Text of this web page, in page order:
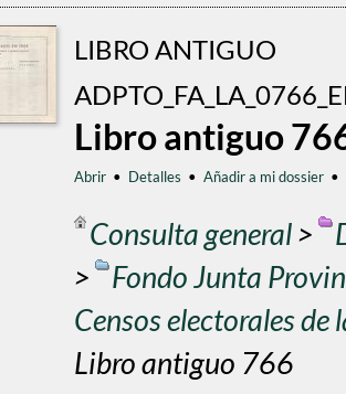
LIBRO ANTIGUO
Libro antiguo
Abrir • Detalles • Añadir a mi dossier •
Consulta general>
>
Fondo Junta
Censos electorales
Libro antiguo 766